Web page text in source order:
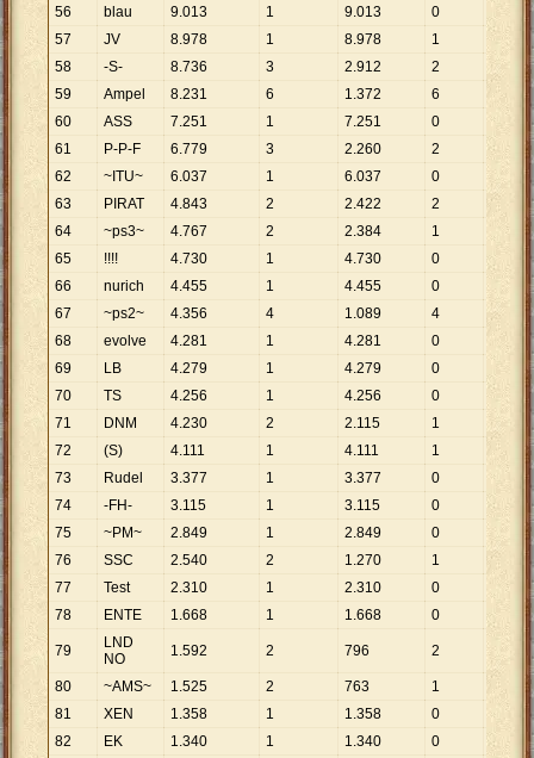
56
blau 9.013 1 9.013
0
57
JV 8.978 1 8.978 1 8 978
58
-S- 8.736 3 2.912 2 4 368
59
Ampel 8.231 6 1.372 6 1 .
60
ASS 7.251 1 7.251
0
61
P-P-F 6.779 3 2.260 2 3 390
62
~ITU~ 6.037 1 6.037
0
63
PIRAT 4.843 2 2.422 2 2
64
~ps3~ 4.767 2 2.384 1
767
65
!!!! 4.730 1 4.730
0
66
nurich 4.455 1 4.455
0
67
~ps2~ 4.356 4 1.089 4 1.
68
evolve 4.281 1 4.281
0
69
LB 4.279 1 4.279
0
70
TS 4.256 1 4.256
0
71
DNM 4.230 2 2.115 1
230
72
(S) 4.111 1 4.111 1
73
Rudel 3.377 1 3.377
0
74
-FH- 3.115 1 3.115
0
75
~PM~ 2.849 1 2.849
0
76
SSC 2.540 2 1.270 1 2
77
Test 2.310 1 2.310
0
78
ENTE 1.668 1 1.668 0
79
LND
NO
1.592 2 796 2
80 ~AMS~ 1.525 2 763 1
525
81
XEN 1.358 1 1.358
0
82
EK 1.340 1 1.340
0